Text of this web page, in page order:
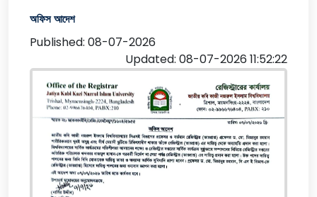
অফিস আদেশ
Published: 08-07-2026
Updated: 08-07-2026 11:52:22